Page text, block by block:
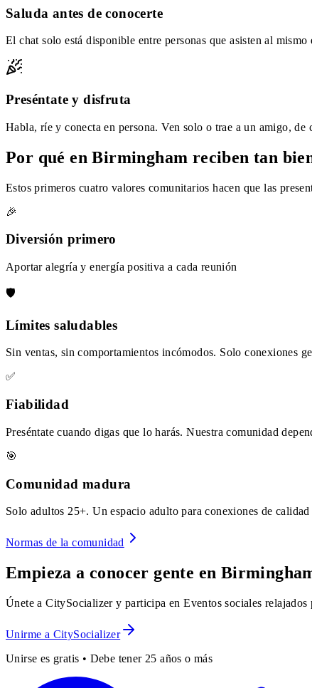
Saluda antes de conocerte
El chat solo está disponible entre personas que asisten al
Preséntate y disfruta
Habla, ríe y conecta en persona. Ven solo o trae a un amigo,
Por qué en Birmingham reciben tan
Estos primeros cuatro valores comunitarios hacen que las
🎉
Diversión primero
Aportar alegría y energía positiva a cada reunión
🛡️
Límites saludables
Sin ventas, sin comportamientos incómodos. Solo conexiones
✅
Fiabilidad
Preséntate cuando digas que lo harás. Nuestra comunidad
🎯
Comunidad madura
Solo adultos 25+. Un espacio adulto para conexiones de calidad
Normas de la comunidad
Empieza a conocer gente en
Únete a CitySocializer y participa en Eventos sociales
Unirme a CitySocializer
Unirse es gratis • Debe tener 25 años o más